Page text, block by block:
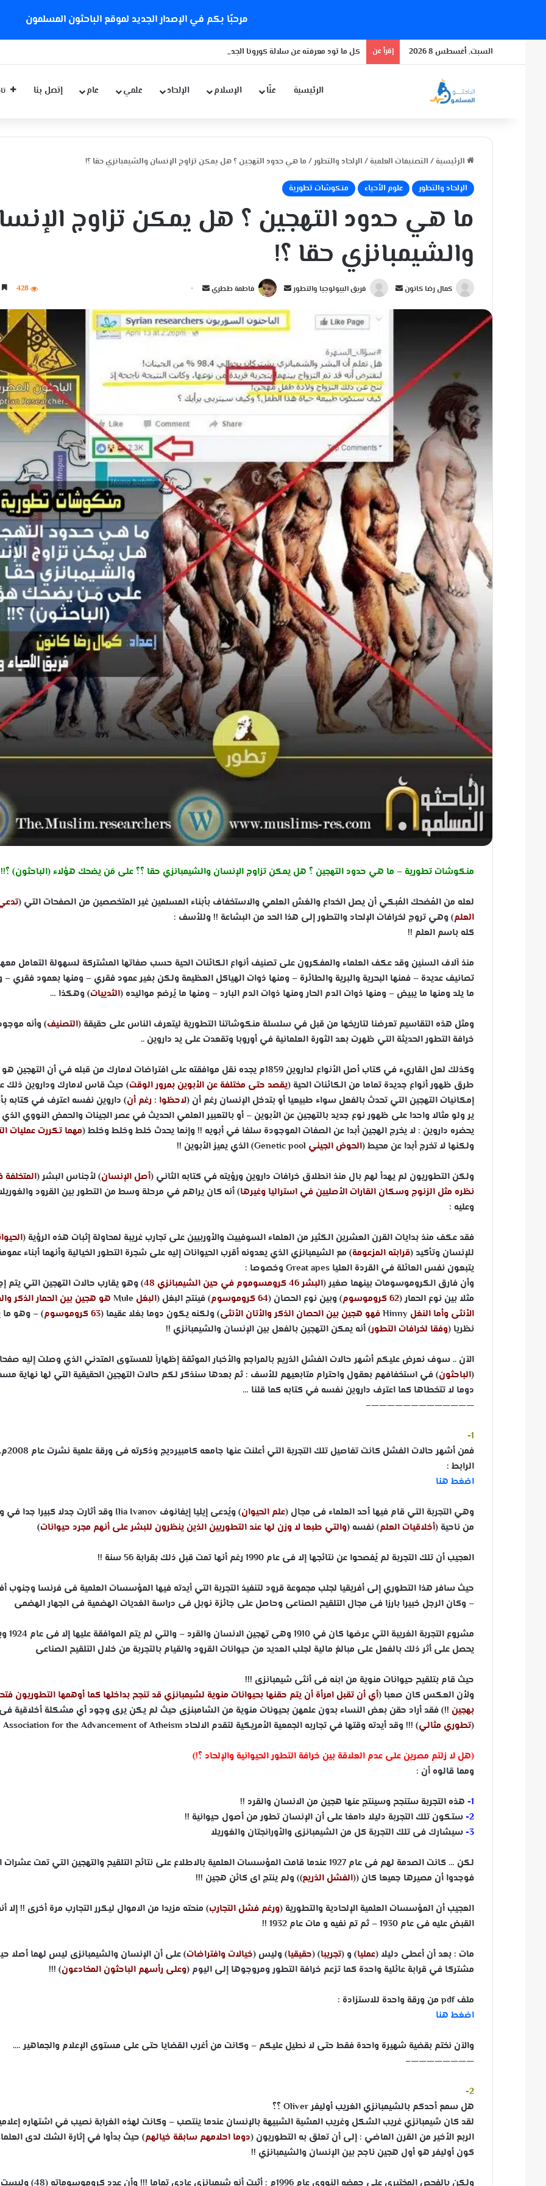
مرحبًا بكم في الإصدار الجديد لموقع الباحثون المسلمون
السبت, أغسطس 8 2026 إقرأ عن كل ما تود معرفته عن سلالة كورونا الجديدة
الرئيسية عنّا الإسلام الإلحاد علمي عام إتصل بنا
الرئيسية / التصنيفات العلمية / الإلحاد والتطور/ ما هي حدود التهجين ؟ هل يمكن تزاوج الإنسان والشيمبانزي حقا ؟!
الإلحاد والتطور علوم الأحياء منكوشات تطورية
ما هي حدود التهجين ؟ هل يمكن تزاوج
والشيمبانزي حقا ؟!
كمال رضا كانون
أ
د
ا
ل
ك
ت
و
ن
ي
ا
فريق البيولوجيا والتطور
أ
س
ل
ر
ي
د
ت
ر
و
ن
ي
ا
فاطمة ططري
أ
س
ل
ر
ي
ت
و
ن
ا
428 9 دقائق
منكوشات تطورية – ما هي حدود التهجين ؟ هل يمكن تزاوج الإنسان والشيمبانزي حقا ؟؟ على مَن يضحك هؤلاء (الباحثون) ؟!!
لعله من المُضحك المُبكي أن يصل الخداع والغش العلمي والاستخفاف بأبناء المسلمين غير المتخصصين من الصفحات التي (
العلم) وهي تروج لخرافات الإلحاد والتطور إلى هذا الحد من البشاعة !! وللأسف :
كله باسم العلم !!
منذ آلاف السنين وقد عكف العلماء والمفكرون على تصنيف أنواع الكائنات الحية حسب صفاتها المشتركة لسهولة التعامل
تصانيف عديدة – فمنها البحرية والبرية والطائرة – ومنها ذوات الهياكل العظيمة ولكن بغير عمود فقري – ومنها بعمود فقري –
ما يلد ومنها ما يبيض – ومنها ذوات الدم الحار ومنها ذوات الدم البارد – ومنها ما يُرضع مواليده (الثدييات) وهكذا …
ومثل هذه التقاسيم تعرضنا لتاريخها من قبل في سلسلة منكوشاتنا التطورية ليتعرف الناس على حقيقة (التصنيف) وأنه
خرافة التطور الحديثة التي ظهرت بعد الثورة العلمانية في أوروبا وتقعدت على يد داروين ..
وكذلك لعل القاريء في كتاب أصل الأنواع لداروين 1859م يجده نقل موافقته على افتراضات لامارك من قبله في أن التهجين
طرق ظهور أنواع جديدة تماما من الكائنات الحية (يقصد حتى مختلفة عن الأبوين بمرور الوقت) حيث قاس لامارك وداروين ذلك
إمكانيات التهجين التي تحدث بالفعل سواء طبيعيا أو بتدخل الإنسان رغم أن (لاحظوا : رغم أن) داروين نفسه اعترف في كتابه
ير ولو مثالا واحدا على ظهور نوع جديد بالتهجين عن الأبوين – أو بالتعبير العلمي الحديث في عصر الجينات والحمض النووي
يحضره داروين : لا يخرج الهجين أبدا عن الصفات الموجودة سلفا في أبويه !! وإنما يحدث خلط وخلط وخلط (مهما تكررت عمليات
ولكنها لا تخرج أبدا عن محيط (الحوض الجيني Genetic pool) الذي يميز الأبوين !!
ولكن التطوريون لم يهدأ لهم بال منذ انطلاق خرافات داروين ورؤيته في كتابه الثاني (أصل الإنسان) لأجناس البشر (
نظره مثل الزنوج وسكان القارات الأصليين في استراليا وغيرها) أنه كان يراهم في مرحلة وسط من التطور بين القرود
وعليه :
فقد عكف منذ بدايات القرن العشرين الكثير من العلماء السوفييت والأوربيين على تجارب غريبة لمحاولة إثبات هذه الرؤية (
للإنسان وتأكيد (قرابته المزعومة) مع الشيمبانزي الذي يعدونه أقرب الحيوانات إليه على شجرة التطور الخيالية وأنهما أبناء
يتبعون نفس العائلة في القردة العليا
Greatapes
وخصوصا :
وأن فارق الكروموسومات بينهما صغير (البشر 46 كرومسوموم في حين الشيمبانزي 48
) وهو يقارب حالات التهجين التي يتم
مثلا بين نوع الحمار (62 كروموسوم ) وبين نوع الحصان (64 كروموسوم ) فينتج البغل (البغل Mule هو هجين بين الحمار الذكر
الأنثى وأما النغل Hinnyفهو هجين بين الحصان الذكر والأتان الأنثى) ولكنه يكون دوما بغلا عقيما (63كروموسوم) – وهو ما
نظريا (وفقا لخرافات التطور) أنه يمكن التهجين بالفعل بين الإنسان والشيمبانزي !!
الآن .. سوف نعرض عليكم أشهر حالات الفشل الذريع بالمراجع والأخبار الموثقة إظهاراَ للمستوى المتدني الذي وصلت إليه
(الباحثون) في استخفافهم بعقول واحترام متابعيهم للأسف : ثم بعدها سنذكر لكم حالات التهجين الحقيقية التي لها نهاية
دوما لا تتخطاها كما اعترف داروين نفسه في كتابه كما قلنا …
—————————————–
1-
فمن أشهر حالات الفشل كانت تفاصيل تلك التجربة التي أعلنت عنها جامعه كامبيرديج وذكرته فى ورقة علمية نشرت عام 2008م.
الرابط :
اضغط هنا
وهي التجربة التي قام فيها أحد العلماء فى مجال (علم الحيوان) ويُدعى إيليا إيفانوف Ilia Ivanov
وقد أثارت جدلا كبيرا جدا في
من ناحية (أخلاقيات العلم) نفسه (والتي طبعا لا وزن لها عند التطوريين الذين ينظرون للبشر على أنهم مجرد حيوانات)
العجيب أن تلك التجربة لم يُفصحوا عن نتائجها إلا فى عام 1990 رغم أنها تمت قبل ذلك بقرابة 56 سنة !!
حيث سافر هذا التطوري إلى أفريقيا لجلب مجموعة قرود لتنفيذ التجربة التي أيدته فيها المؤسسات العلمية فى فرنسا وجنوب
– وكان الرجل خبيرا بارزا فى مجال التلقيح الصناعى وحاصل على جائزة نوبل فى دراسة الغديات الهضمية فى الجهار الهضمى
مشروع التجربة الغريبة التي عرضها كان في 1910
يحصل على أثر ذلك بالفعل على مبالغ مالية لجلب العديد من حيوانات القرود والقيام بالتجربة من خلال التلقيح الصناعى
حيث قام بتلقيح حيوانات منوية من ابنه فى أنثى شيمبانزى !!!
ولأن العكس كان صعبا (أي أن تقبل امرأة أن يتم حقنها بحيوانات منوية لشيمبانزي قد تنجح بداخلها كما أوهمها التطوريون
بهجين !!) فقد أراد حقن بعض النساء بدون علمهن بحيونات منوية من الشامبنزى حيث لم يكن يرى وجود أي مشكلة أخلاقية
(تطوري مثالي) !!! وقد أيدته وقتها في تجاربه الجمعية الأمريكية لتقدم الالحاد Association for the Advancement of Atheism
(هل لا زلتم مصرين على عدم العلاقة بين خرافة التطور الحيوانية والإلحاد ؟!)
ومما قالوه أن :
1- هذه التجربة ستنجح وسينتج عنها هجين من الانسان والقرد !!
2- ستكون تلك التجربة دليلا دامغا على أن الإنسان تطور من أصول حيوانية !!
3- سيشارك فى تلك التجربة كل من الشيمبانزى والأورانجتان والغوريلا
لكن … كانت الصدمة لهم فى عام 1927 عندما قامت المؤسسات العلمية بالاطلاع على نتائج التلقيح والتهجين التي تمت
فوجدوا أن مصيرها جميعا كان ((الفشل الذريع)) ولم ينتج اى كائن هجين !!!
العجيب أن المؤسسات العلمية الإلحادية والتطورية (ورغم فشل التجارب) منحته مزيدا من الاموال ليكرر التجارب مرة أخرى !! إلا
القبض عليه فى عام 1930 – ثم تم نفيه و مات عام 1932 !!
مات : بعد أن أعطى دليلا (عمليا) و (تجريبا) (حقيقيا) وليس (خيالات وافتراضات) على أن الإنسان والشيمبانزى ليس لهما أصلا
مشتركا في قرابة عائلية واحدة كما تزعم خرافة التطور ومروجوها إلى اليوم (وعلى رأسهم الباحثون المخادعون) !!!
ملفpdfمن ورقة واحدة للاستزادة :
اضغط هنا
والآن نختم بقضية شهيرة واحدة فقط حتى لا نطيل عليكم – وكانت من أغرب القضايا حتى على مستوى الإعلام والجماهير ….
————————–
2-
هل سمع أحدكم بالشيمبانزي الغريب أوليفرOliver؟؟
لقد كان شيمبانزي غريب الشكل وغريب المشية الشبيهة بالإنسان عندما ينتصب – وكانت لهذه الغرابة نصيب في اشتهاره
الربع الأخير من القرن الماضي : إلى أن تعلق به التطوريون (دوما احلامهم سابقة خيالهم) حيث بدأوا في إثارة الشك لدى
كون أوليفر هو أول هجين ناجح بين الإنسان والشيمبانزي !!